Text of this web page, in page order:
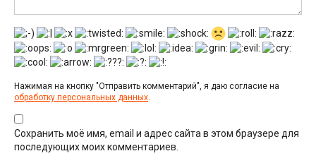
Нажимая на кнопку "Отправить комментарий", я даю согласие на
обработку персональных данных.
Сохранить моё имя, email и адрес сайта в этом браузере для
последующих моих комментариев.